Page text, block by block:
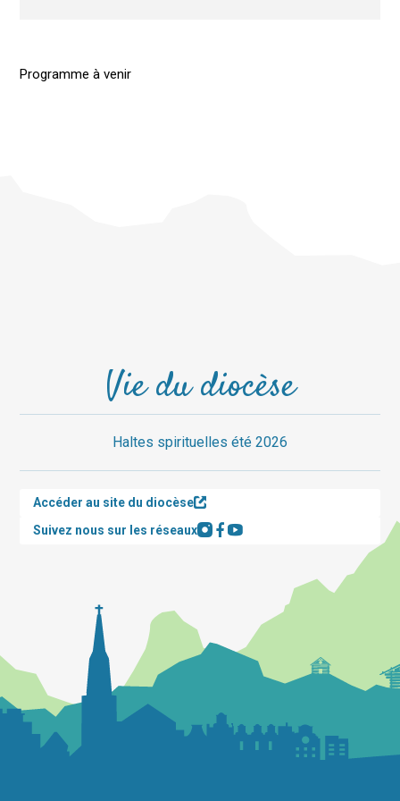
Programme à venir
Vie du diocèse
Haltes spirituelles été 2026
Accéder au site du diocèse
Suivez nous sur les réseaux